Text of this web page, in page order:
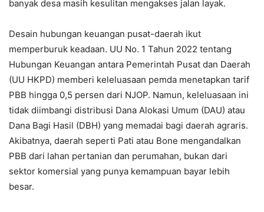
banyak desa masih kesulitan mengakses jalan layak.
Desain hubungan keuangan pusat-daerah ikut
memperburuk keadaan. UU No. 1 Tahun 2022 tentang
Hubungan Keuangan antara Pemerintah Pusat dan Daerah
(UU HKPD) memberi keleluasaan pemda menetapkan tarif
PBB hingga 0,5 persen dari NJOP. Namun, keleluasaan ini
tidak diimbangi distribusi Dana Alokasi Umum (DAU) atau
Dana Bagi Hasil (DBH) yang memadai bagi daerah agraris.
Akibatnya, daerah seperti Pati atau Bone mengandalkan
PBB dari lahan pertanian dan perumahan, bukan dari
sektor komersial yang punya kemampuan bayar lebih
besar.